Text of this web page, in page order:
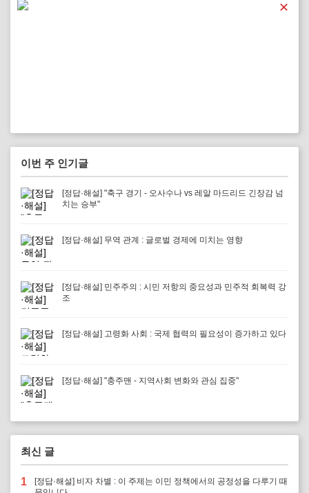
✕
이번 주 인기글
[정답·해설] "축구 경기 - 오사수나 vs 레알 마드리드 긴장감 넘
치는 승부"
[정답·해설] 무역 관계 : 글로벌 경제에 미치는 영향
[정답·해설] 민주주의 : 시민 저항의 중요성과 민주적 회복력 강
조
[정답·해설] 고령화 사회 : 국제 협력의 필요성이 증가하고 있다
[정답·해설] "충주맨 - 지역사회 변화와 관심 집중"
최신 글
1
[정답·해설] 비자 차별 : 이 주제는 이민 정책에서의 공정성을 다루기 때